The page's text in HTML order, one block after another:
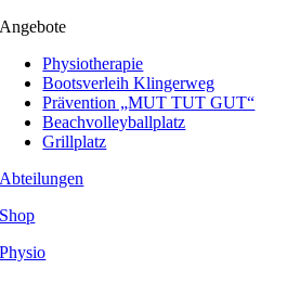
Angebote
Physiotherapie
Bootsverleih Klingerweg
Prävention „MUT TUT GUT“
Beachvolleyballplatz
Grillplatz
Abteilungen
Shop
Physio